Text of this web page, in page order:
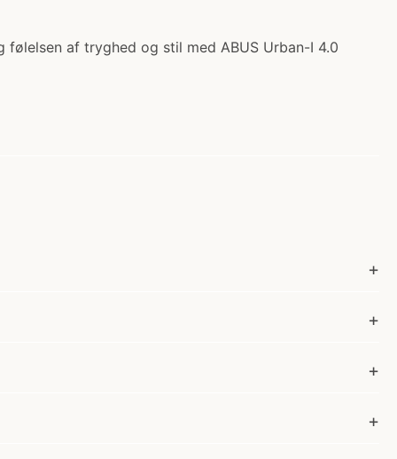
følelsen af tryghed og stil med ABUS Urban-I 4.0